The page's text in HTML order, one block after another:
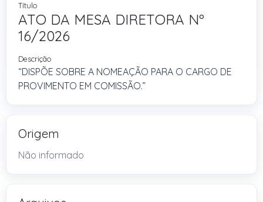
Título
ATO DA MESA DIRETORA Nº
16/2026
Descrição
“DISPÕE SOBRE A NOMEAÇÃO PARA O CARGO DE
PROVIMENTO EM COMISSÃO.”
Origem
Não informado